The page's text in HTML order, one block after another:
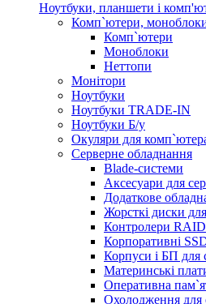
Ноутбуки, планшети і
Комп`ютери,
Комп`ютери
Моноблоки
Неттопи
Монітори
Ноутбуки
Ноутбуки TRADE-IN
Ноутбуки Б/у
Окуляри для
Серверне обладнання
Blade-системи
Аксесуари для
Додаткове
Жорсткі диски
Контролери RAID
Корпоративні
Корпуси і БП для
Материнські
Оперативна
Охолодження для